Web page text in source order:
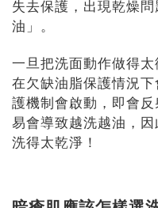
失去保護，出現乾燥
油」。
一旦把洗面動作做得
在欠缺油脂保護情況
護機制會啟動，即會
易會導致越洗越油，
洗得太乾淨！